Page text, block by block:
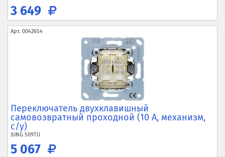
3 649
Арт. 0042654
Переключатель двухклавишный
самовозвратный проходной (10 А, механизм,
с/у)
JUNG 509TU
5 067